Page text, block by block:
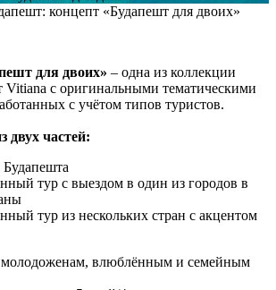
концепт «Будапешт для двоих»
для двоих» – одна из коллекции
Vitiana с оригинальными тематическими
с учётом типов туристов.
двух частей:
Будапешта
тур с выездом в один из городов в
тур из нескольких стран с акцентом
молодоженам, влюблённым и семейным